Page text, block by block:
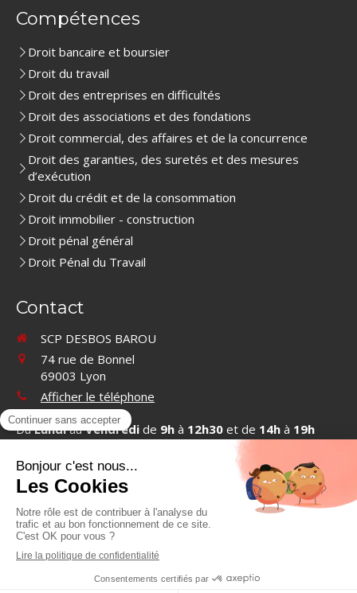
Compétences
Droit bancaire et boursier
Droit du travail
Droit des entreprises en difficultés
Droit des associations et des fondations
Droit commercial, des affaires et de la concurrence
Droit des garanties, des suretés et des mesures
d’exécution
Droit du crédit et de la consommation
Droit immobilier - construction
Droit pénal général
Droit Pénal du Travail
Contact
SCP DESBOS BAROU
74 rue de Bonnel
69003 Lyon
Afficher le téléphone
DuLundiauVendredi de 9h à 12h30 et de 14h à 19h
Contacter SCP DESBOS BAROU
©2019 SCP DESBOS BAROU - Cabinet d'avocats à Lyon
Mentions légales